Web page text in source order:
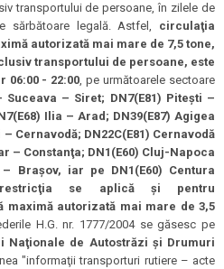
transportului de persoane, în zilele de
sărbătoare legală. Astfel, circulaţia
autorizată mai mare de 7,5 tone,
transportului de persoane, este
06:00 - 22:00, pe următoarele sectoare
Suceava – Siret; DN7(E81) Piteşti –
Ilia – Arad; DN39(E87) Agigea
Cernavodă; DN22C(E81) Cernavodă
– Constanţa; DN1(E60) Cluj-Napoca
Braşov, iar pe DN1(E60) Centura
restricţia se aplică şi pentru
maximă autorizată mai mare de 3,5
H.G. nr. 1777/2004 se găsesc pe
Naţionale de Autostrăzi şi Drumuri
"informaţii transporturi rutiere – acte